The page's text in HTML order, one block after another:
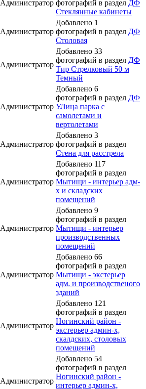
Администратор фотографий в раздел ДФ
Стеклянные кабинеты
Администратор
Добавлено 1
фотографий в раздел ДФ
Столовая
Администратор
Добавлено 33
фотографий в раздел ДФ
Тир Стрелковый 50 м
Темный
Администратор
Добавлено 6
фотографий в раздел ДФ
УЛица парка с
самолетами и
вертолетами
Администратор
Добавлено 3
фотографий в раздел
Стена для расстрела
Администратор
Добавлено 117
фотографий в раздел
Мытищи - интерьер адм-
х и складских
помещений
Администратор
Добавлено 9
фотографий в раздел
Мытищи - интерьер
производственных
помещений
Администратор
Добавлено 66
фотографий в раздел
Мытищи - экстерьер
адм. и производственого
зданий
Администратор
Добавлено 121
фотографий в раздел
Ногинский район -
экстерьер админ-х,
скалдских, столовых
помещений
Администратор
Добавлено 54
фотографий в раздел
Ногинский район -
интерьер админ-х,